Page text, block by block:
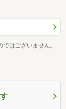
はございません。